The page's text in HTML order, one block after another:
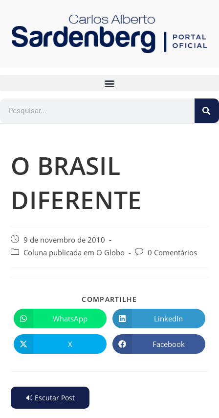
O BRASIL
DIFERENTE
9 de novembro de 2010
Coluna publicada em O Globo
0 Comentários
COMPARTILHE
WhatsApp LinkedIn
X Facebook
🔊 Escutar Post